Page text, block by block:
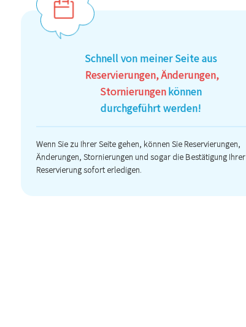
Schnell von meiner Seite aus
Reservierungen, Änderungen,
Stornierungenkönnen
durchgeführt werden!
Wenn Sie zu Ihrer Seite gehen, können Sie Reservierungen,
Änderungen, Stornierungen und sogar die Bestätigung Ihrer
Reservierung sofort erledigen.